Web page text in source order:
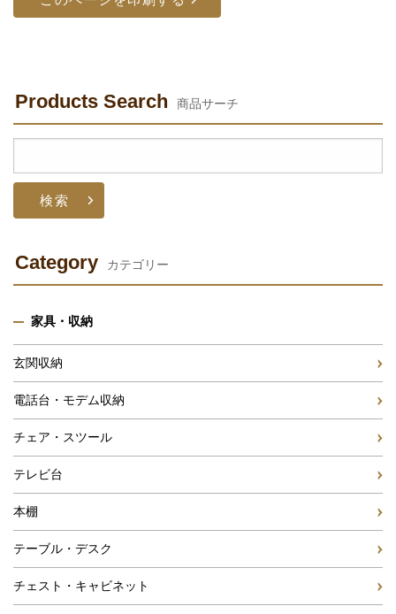
Products Search 商品サーチ
Category カテゴリー
家具・収納
玄関収納
電話台・モデム収納
チェア・スツール
テレビ台
本棚
テーブル・デスク
チェスト・キャビネット